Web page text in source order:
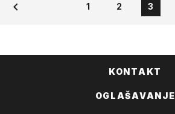
1 2 3
KONTAKT
OGLAŠAVANJE